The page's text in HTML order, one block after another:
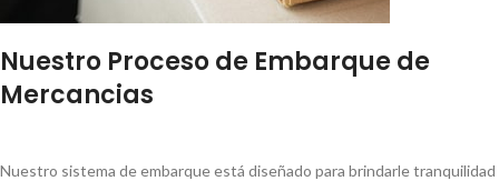
Nuestro Proceso de Embarque de
Mercancias
Nuestro sistema de embarque está diseñado para brindarle tranquilidad